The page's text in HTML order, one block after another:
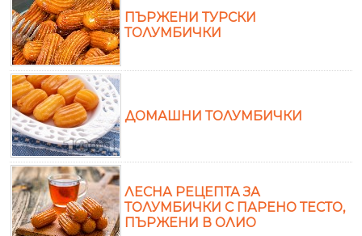
ПЪРЖЕНИ ТУРСКИ
ТОЛУМБИЧКИ
ДОМАШНИ ТОЛУМБИЧКИ
ЛЕСНА РЕЦЕПТА ЗА
ТОЛУМБИЧКИ С ПАРЕНО ТЕСТО,
ПЪРЖЕНИ В ОЛИО